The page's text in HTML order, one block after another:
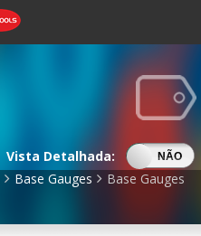
Vista Detalhada:
SIM NÃO
Base Gauges
Base Gauges